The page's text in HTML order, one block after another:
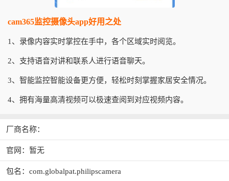
cam365监控摄像头app好用之处
1、录像内容实时掌控在手中，各个区域实时阅览。
2、支持语音对讲和联系人进行语音聊天。
3、智能监控智能设备更方便，轻松时刻掌握家居安全情况。
4、拥有海量高清视频可以极速查阅到对应视频内容。
厂商名称：
官网：暂无
包名：com.globalpat.philipscamera